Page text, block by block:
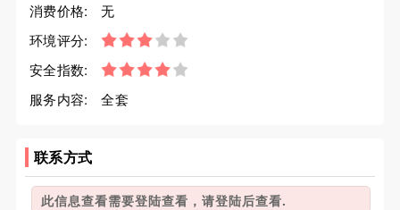
消费价格:
无
环境评分:
安全指数:
服务内容:
全套
联系方式
此信息查看需要登陆查看，请登陆后查看.